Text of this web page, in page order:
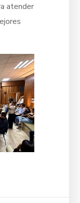
atender